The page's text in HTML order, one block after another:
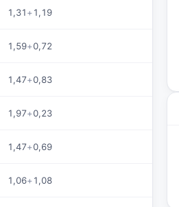
1,31+1,19
1,59+0,72
1,47+0,83
1,97+0,23
1,47+0,69
1,06+1,08